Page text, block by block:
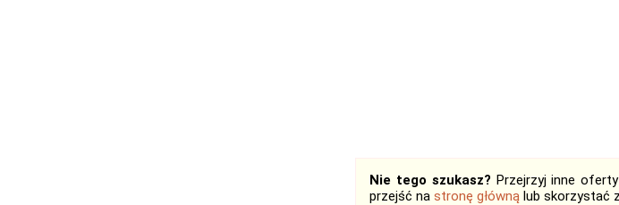
Nie tego szukasz? Przejrzyj inne
przejść na stronę główną lub skorzystać z